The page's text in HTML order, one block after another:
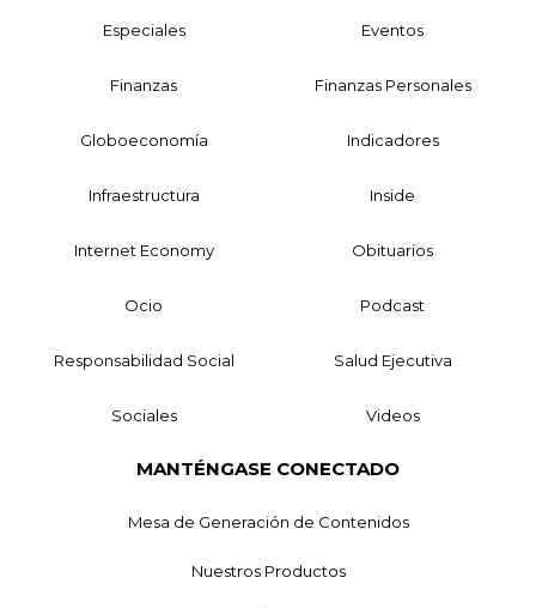
Especiales Eventos
Finanzas Finanzas Personales
Globoeconomía Indicadores
Infraestructura Inside
Internet Economy Obituarios
Ocio Podcast
Responsabilidad Social Salud Ejecutiva
Sociales Videos
MANTÉNGASE CONECTADO
Mesa de Generación de Contenidos
Nuestros Productos